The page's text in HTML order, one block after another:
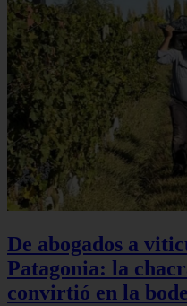
De abogados a
Patagonia: la
convirtió en la